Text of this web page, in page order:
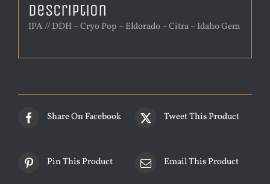
Description
IPA // DDH – Cryo Pop – Eldorado – Citra – Idaho Gem
Share On Facebook Tweet This Product
Pin This Product Email This Product